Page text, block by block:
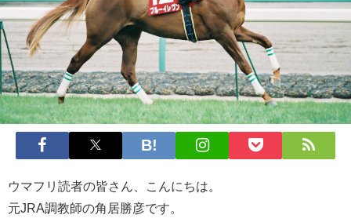
ウマフリ読者の皆さん、こんにちは。
元JRA調教師の角居勝彦です。